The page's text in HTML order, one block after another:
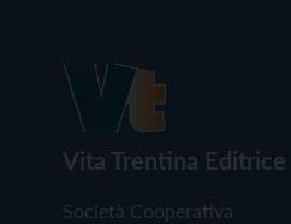
Vita Trentina Editrice
Società Cooperativa